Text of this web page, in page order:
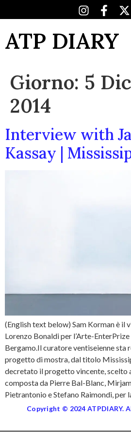
ATP DIARY
Giorno: 5
2014
Interview with
Kassay |
(English text below) Sam Korman è il
Lorenzo Bonaldi per l’Arte-
Bergamo.Il curatore ventiseienne sta
progetto di mostra, dal titolo
decretato il progetto vincente, scelto
composta da Pierre Bal-Blanc,
Pietrantonio e Stefano Raimondi, per
Copyright © 2024 ATPDIARY.